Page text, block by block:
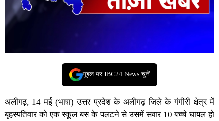
गूगल पर IBC24 News चुनें
अलीगढ़, 14 मई (भाषा) उत्तर प्रदेश के अलीगढ़ जिले के गंगीरी क्षेत्र में
बृहस्पतिवार को एक स्कूल बस के पलटने से उसमें सवार 10 बच्चे घायल हो